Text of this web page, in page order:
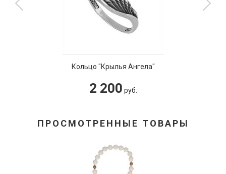
Кольцо "Крылья Ангела"
2 200руб.
ПРОСМОТРЕННЫЕ ТОВАРЫ